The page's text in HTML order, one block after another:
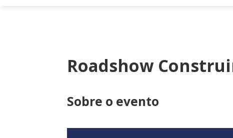
Roadshow
Sobre o evento